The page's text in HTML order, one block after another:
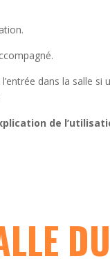
dans la salle si
de